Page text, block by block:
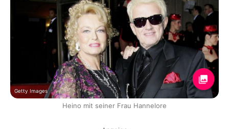
Getty Images
Heino mit seiner Frau Hannelore